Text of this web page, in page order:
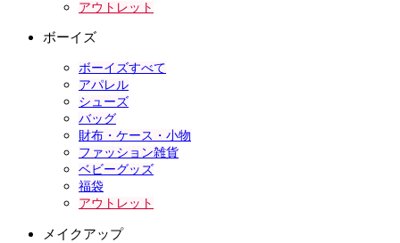
アウトレット
ボーイズ
ボーイズすべて
アパレル
シューズ
バッグ
財布・ケース・小物
ファッション雑貨
ベビーグッズ
福袋
アウトレット
メイクアップ